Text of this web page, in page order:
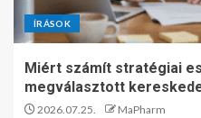
ÍRÁSOK
Miért számít stratégiai
megválasztott
2026.07.25. MaPharm